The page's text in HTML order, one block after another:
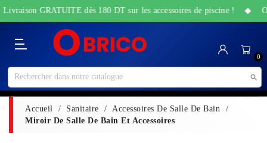
Catégorie
Accueil
Bricolage
&
Travaux
Sanitaire
Maison
Santé
&
Beauté
High-
Tech
Jardin
&
Piscine
Animalerie
0

GRATUITE dès 180 DT sur les accessoires de piscine ! ◆
Accueil Sanitaire
Accessoires De Salle De Bain
Miroir De Salle De Bain Et Accessoires